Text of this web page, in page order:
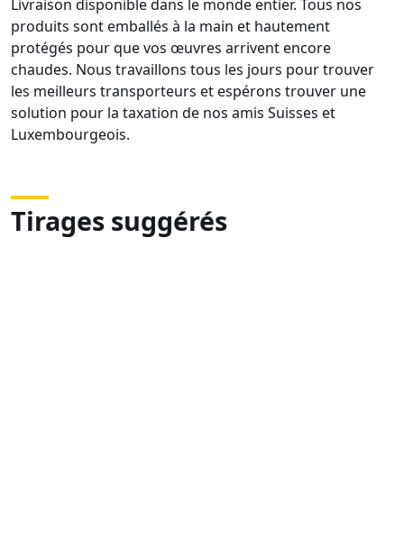
Livraison disponible dans le monde entier. Tous nos
produits sont emballés à la main et hautement
protégés pour que vos œuvres arrivent encore
chaudes. Nous travaillons tous les jours pour trouver
les meilleurs transporteurs et espérons trouver une
solution pour la taxation de nos amis Suisses et
Luxembourgeois.
Tirages suggérés